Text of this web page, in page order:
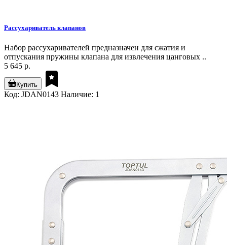
Рассухариватель клапанов
Набор рассухаривателей предназначен для сжатия и
отпускания пружины клапана для извлечения цанговых ..
5 645 р.
Купить
Код: JDAN0143 Наличие: 1